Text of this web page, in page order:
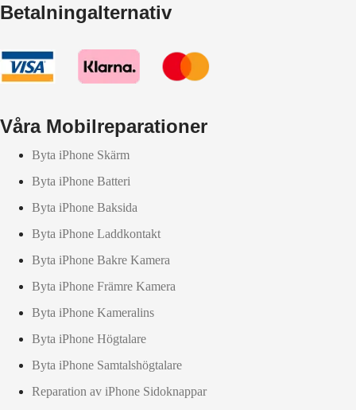
Betalningalternativ
Våra Mobilreparationer
Byta iPhone Skärm
Byta iPhone Batteri
Byta iPhone Baksida
Byta iPhone Laddkontakt
Byta iPhone Bakre Kamera
Byta iPhone Främre Kamera
Byta iPhone Kameralins
Byta iPhone Högtalare
Byta iPhone Samtalshögtalare
Reparation av iPhone Sidoknappar